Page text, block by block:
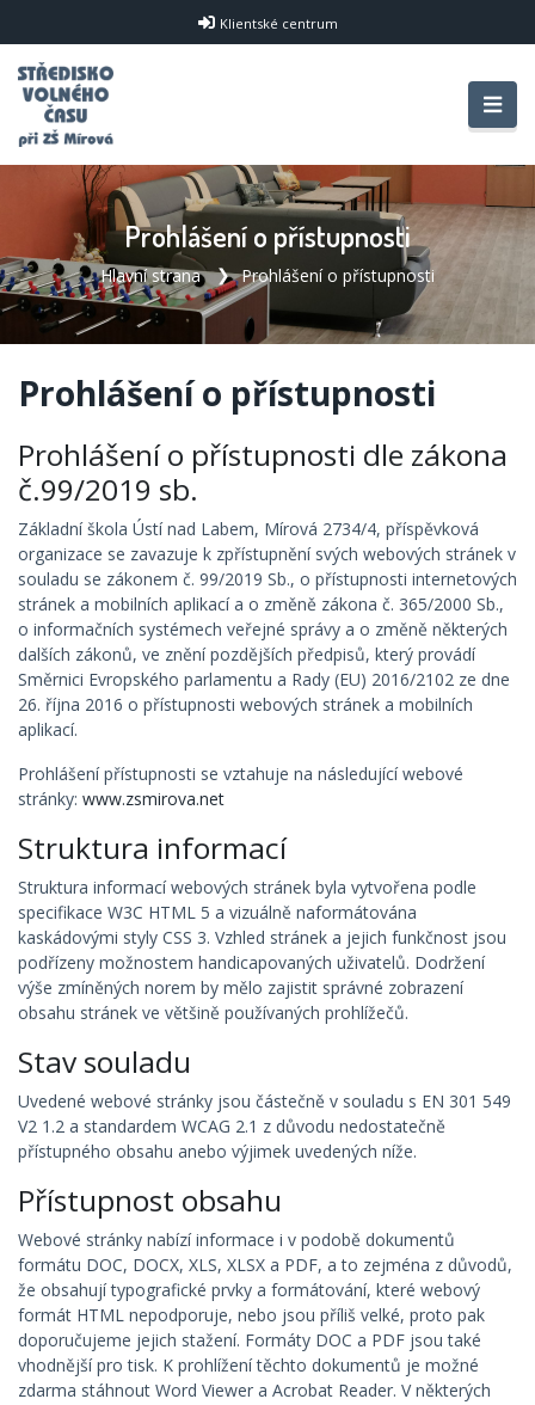
Klientské centrum
Prohlášení o přístupnosti
Hlavní strana Prohlášení o přístupnosti
Prohlášení o přístupnosti
Prohlášení o přístupnosti dle zákona
č.99/2019 sb.
Základní škola Ústí nad Labem, Mírová 2734/4, příspěvková
organizace se zavazuje k zpřístupnění svých webových stránek v
souladu se zákonem č. 99/2019 Sb., o přístupnosti internetových
stránek a mobilních aplikací a o změně zákona č. 365/2000 Sb.,
o informačních systémech veřejné správy a o změně některých
dalších zákonů, ve znění pozdějších předpisů, který provádí
Směrnici Evropského parlamentu a Rady (EU) 2016/2102 ze dne
26. října 2016 o přístupnosti webových stránek a mobilních
aplikací.
Prohlášení přístupnosti se vztahuje na následující webové
stránky: www.zsmirova.net
Struktura informací
Struktura informací webových stránek byla vytvořena podle
specifikace W3C HTML 5 a vizuálně naformátována
kaskádovými styly CSS 3. Vzhled stránek a jejich funkčnost jsou
podřízeny možnostem handicapovaných uživatelů. Dodržení
výše zmíněných norem by mělo zajistit správné zobrazení
obsahu stránek ve většině používaných prohlížečů.
Stav souladu
Uvedené webové stránky jsou částečně v souladu s EN 301 549
V2 1.2 a standardem WCAG 2.1 z důvodu nedostatečně
přístupného obsahu anebo výjimek uvedených níže.
Přístupnost obsahu
Webové stránky nabízí informace i v podobě dokumentů
formátu DOC, DOCX, XLS, XLSX a PDF, a to zejména z důvodů,
že obsahují typografické prvky a formátování, které webový
formát HTML nepodporuje, nebo jsou příliš velké, proto pak
doporučujeme jejich stažení. Formáty DOC a PDF jsou také
vhodnější pro tisk. K prohlížení těchto dokumentů je možné
zdarma stáhnout Word Viewer a Acrobat Reader. V některých